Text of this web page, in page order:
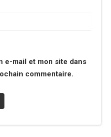
e-mail et mon site dans
commentaire.